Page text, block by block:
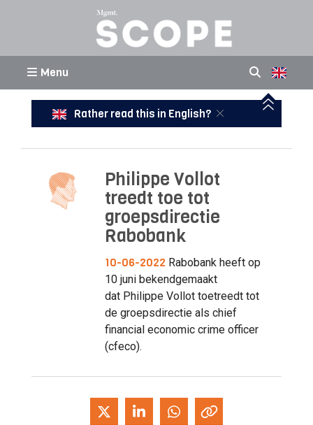
Menu
Rather read this in English?
Philippe Vollot
treedt toe tot
groepsdirectie
Rabobank
10-06-2022 Rabobank heeft op
10 juni bekendgemaakt
dat Philippe Vollot toetreedt tot
de groepsdirectie als chief
financial economic crime officer
(cfeco).